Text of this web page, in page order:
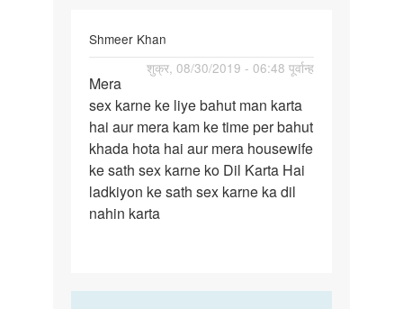
Shmeer Khan
शुक्र, 08/30/2019 - 06:48 पूर्वान्ह
Mera
sex
karne
ke
liye
bahut…
Mera
sex karne ke liye bahut man karta
hai aur mera kam ke time per bahut
khada hota hai aur mera housewife
ke sath sex karne ko Dil Karta Hai
ladkiyon ke sath sex karne ka dil
nahin karta